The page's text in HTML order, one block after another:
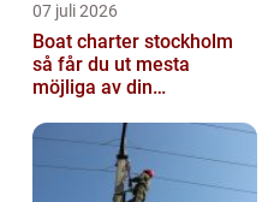
07 juli 2026
Boat charter stockholm
så får du ut mesta
möjliga av din